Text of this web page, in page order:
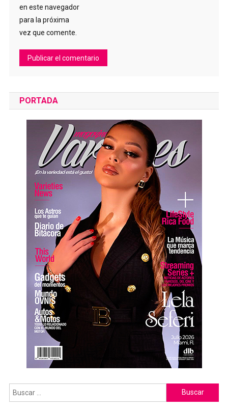
en este navegador
para la próxima
vez que comente.
PORTADA
Buscar: